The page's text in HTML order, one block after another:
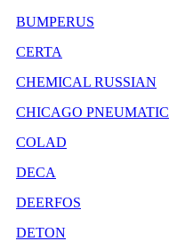
BUMPERUS
CERTA
CHEMICAL RUSSIAN
CHICAGO PNEUMATIC
COLAD
DECA
DEERFOS
DETON